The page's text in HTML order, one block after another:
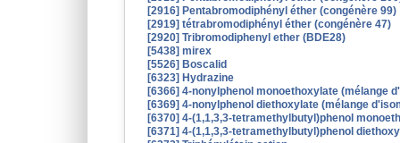
[2916] Pentabromodiphényl éther (congénère 99)
[2919] tétrabromodiphényl éther (congénère 47)
[2920] Tribromodiphenyl ether (BDE28)
[5438] mirex
[5526] Boscalid
[6323] Hydrazine
[6366] 4-nonylphenol monoethoxylate (mélange
[6369] 4-nonylphenol diethoxylate (mélange
[6370] 4-(1,1,3,3-tetramethylbutyl)phenol
[6371] 4-(1,1,3,3-tetramethylbutyl)phenol